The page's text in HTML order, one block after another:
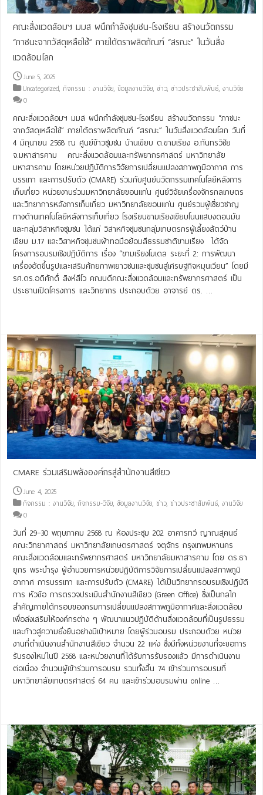
คณะสิ่งแวดล้อมฯ มมส ผนึกกำลังชุมชน-โรงเรียน สร้างนวัตกรรม
“ภาชนะจากวัสดุเหลือใช้” ภายใต้ตราผลิตภัณฑ์ “สรณะ” ในวันสิ่ง
แวดล้อมโลก
June 5, 2025
Uncategorized,กิจกรรม : งานวิจัย,ข้อมูลงานวิจัย,ข่าว,ข่าวประชาสัมพันธ์,งานวิจัย
0
คณะสิ่งแวดล้อมฯ มมส ผนึกกำลังชุมชน-โรงเรียน สร้างนวัตกรรม “ภาชนะ
จากวัสดุเหลือใช้” ภายใต้ตราผลิตภัณฑ์ “สรณะ” ในวันสิ่งแวดล้อมโลก วันที่
4 มิถุนายน 2568 ณ ศูนย์ข้าวชุมชน บ้านเขียบ ต.ขามเรียง อ.กันทรวิชัย
จ.มหาสารคาม คณะสิ่งแวดล้อมและทรัพยากรศาสตร์ มหาวิทยาลัย
มหาสารคาม โดยหน่วยปฏิบัติการวิจัยการเปลี่ยนแปลงสภาพภูมิอากาศ การ
บรรเทา และการปรับตัว (CMARE) ร่วมกับศูนย์นวัตกรรมเทคโนโลยีหลังการ
เก็บเกี่ยว หน่วยงานร่วมมหาวิทยาลัยขอนแก่น ศูนย์วิจัยเครื่องจักรกลเกษตร
และวิทยาการหลังการเก็บเกี่ยว มหาวิทยาลัยขอนแก่น ศูนย์รวมผู้เชี่ยวชาญ
ทางด้านเทคโนโลยีหลังการเก็บเกี่ยว โรงเรียนขามเรียงเขียบโนนแสบงดอนมัน
และกลุ่มวิสาหกิจชุมชน ได้แก่ วิสาหกิจชุมชนกลุ่มเกษตรกรผู้เลี้ยงสัตว์บ้าน
เขียบ ม.17 และวิสาหกิจชุมชนผ้าทอมือย้อมสีธรรมชาติขามเรียง ได้จัด
โครงการอบรมเชิงปฏิบัติการ เรื่อง “ขามเรียงโมเดล ระยะที่ 2: การพัฒนา
เครื่องอัดขึ้นรูปและเสริมศักยภาพเยาวชนและชุมชนสู่เศรษฐกิจหมุนเวียน” โดยมี
รศ.ดร.อดิศักดิ์ สิงห์สีโว คณบดีคณะสิ่งแวดล้อมและทรัพยากรศาสตร์ เป็น
ประธานเปิดโครงการ และวิทยากร ประกอบด้วย อาจารย์ ดร. …
CMARE ร่วมเสริมพลังองค์กรสู่สำนักงานสีเขียว
June 4, 2025
กิจกรรม : งานวิจัย,กิจกรรม-วิจัย,ข้อมูลงานวิจัย,ข่าว,ข่าวประชาสัมพันธ์,งานวิจัย
0
วันที่ 29–30 พฤษภาคม 2568 ณ ห้องประชุม 202 อาคารทวี ญาณสุคนธ์
คณะวิทยาศาสตร์ มหาวิทยาลัยเกษตรศาสตร์ จตุจักร กรุงเทพมหานคร
คณะสิ่งแวดล้อมและทรัพยากรศาสตร์ มหาวิทยาลัยมหาสารคาม โดย ดร.ธา
ยุกร พระบำรุง ผู้อำนวยการหน่วยปฏิบัติการวิจัยการเปลี่ยนแปลงสภาพภูมิ
อากาศ การบรรเทา และการปรับตัว (CMARE) ได้เป็นวิทยากรอบรมเชิงปฏิบัติ
การ หัวข้อ การตรวจประเมินสำนักงานสีเขียว (Green Office) ซึ่งเป็นกลไก
สำคัญภายใต้กรอบของกรมการเปลี่ยนแปลงสภาพภูมิอากาศและสิ่งแวดล้อม
เพื่อส่งเสริมให้องค์กรต่าง ๆ พัฒนาแนวปฏิบัติด้านสิ่งแวดล้อมที่เป็นรูปธรรม
และก้าวสู่ความยั่งยืนอย่างมีเป้าหมาย โดยผู้ร่วมอบรม ประกอบด้วย หน่วย
งานที่ดำเนินงานสำนักงานสีเขียว จำนวน 22 แห่ง ซึ่งมีทั้งหน่วยงานที่จะขอการ
รับรองใหม่ในปี 2568 และหน่วยงานที่ได้รับการรับรองแล้ว มีการดำเนินงาน
ต่อเนื่อง จำนวนผู้เข้าร่วมการอบรม รวมทั้งสิ้น 74 เข้าร่วมการอบรมที่
มหาวิทยาลัยเกษตรศาสตร์ 64 คน และเข้าร่วมอบรมผ่าน online …